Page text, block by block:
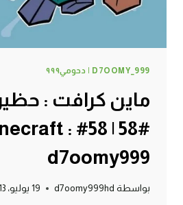
D7OOMY_999 | دحومي٩٩٩
ماين كرافت :
Minecraft :
d7oomy999
بواسطة d7oomy999hd 19 يوليو، 2013